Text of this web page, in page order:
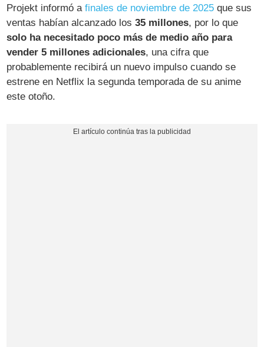
Projekt informó afinales de noviembre de 2025 que sus
ventas habían alcanzado los35 millones, por lo que
solo ha necesitado poco más de medio año para
vender 5 millones adicionales, una cifra que
probablemente recibirá un nuevo impulso cuando se
estrene en Netflix la segunda temporada de su anime
este otoño.